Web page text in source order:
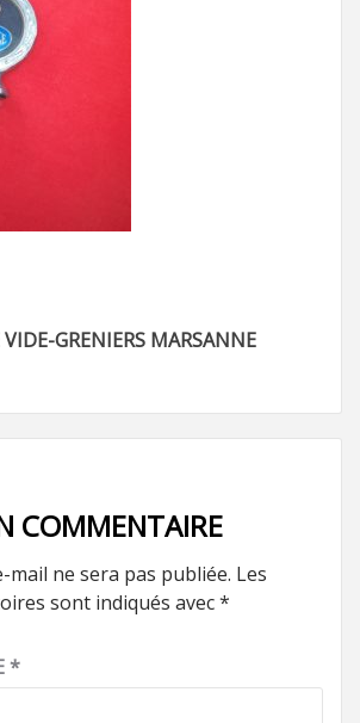
VIDE-GRENIERS MARSANNE
COMMENTAIRE
mail ne sera pas publiée. Les
sont indiqués avec*
*